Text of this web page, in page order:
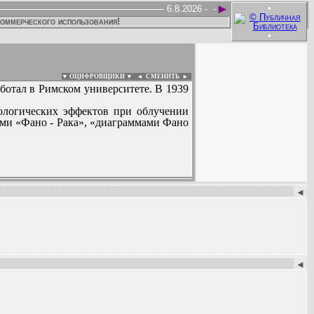
•
•
►
-
6.8.2026 -
использования!
▼ ОЦИФРОВЩИКИ ▼ ◄ СМЕНИТЬ ►
в Римском университете. В 1939
эффектов при облучении
«Фано - Рака», «диаграммами Фано
:
◄
◄